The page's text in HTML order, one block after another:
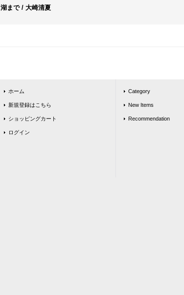
湖まで / 大崎清夏
ホーム
新規登録はこちら
ショッピングカート
ログイン
Category
New Items
Recommendation